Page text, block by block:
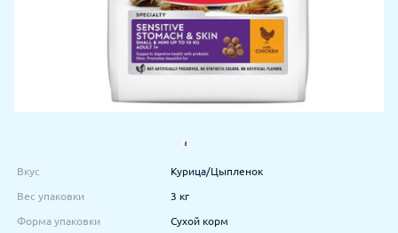
Вкус Курица/Цыпленок
Вес упаковки 3 кг
Форма упаковки Сухой корм